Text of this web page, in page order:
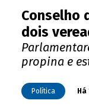
Conselho
dois
propina e
Política